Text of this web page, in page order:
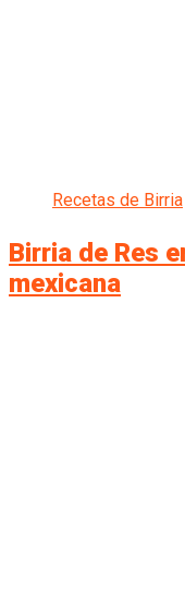
Recetas de Birria
Birria de Res
mexicana